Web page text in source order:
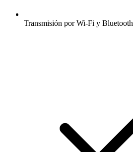
Transmisión por Wi-Fi y Bluetooth